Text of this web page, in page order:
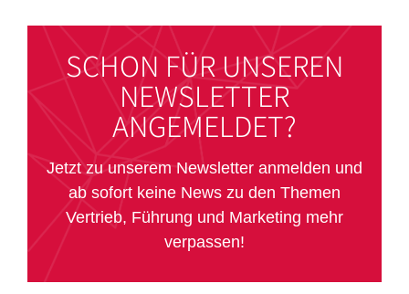
SCHON FÜR UNSEREN
NEWSLETTER
ANGEMELDET?
Jetzt zu unserem Newsletter anmelden und
ab sofort keine News zu den Themen
Vertrieb, Führung und Marketing mehr
verpassen!